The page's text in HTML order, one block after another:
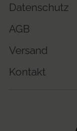
Datenschutz
AGB
Versand
Kontakt